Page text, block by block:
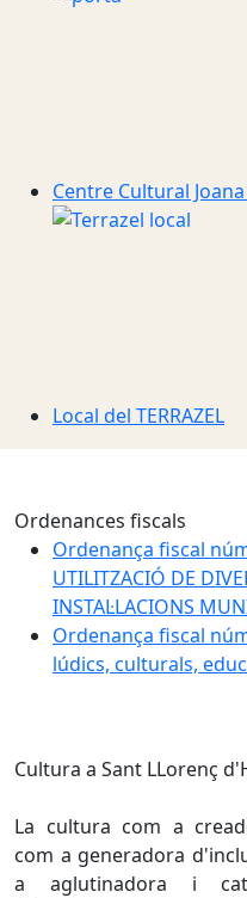
Centre Cultural
Local del TERRAZEL
Ordenances fiscals
Ordenança fiscal
UTILITZACIÓ DE
INSTAL·LACIONS
Ordenança fiscal
lúdics, culturals,
Cultura a Sant LLorenç
La cultura com a
com a generadora
a aglutinadora i